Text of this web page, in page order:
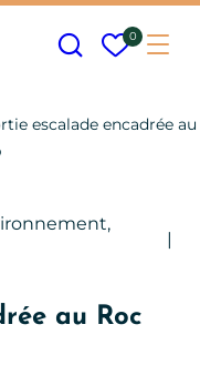
barre de navigation
Mes
0
escalade encadrée au
au Roc